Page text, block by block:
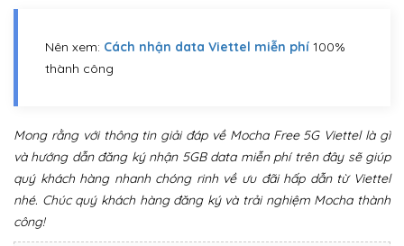
Nên xem: Cách nhận data Viettel miễn phí 100%
thành công
Mong rằng với thông tin giải đáp về Mocha Free 5G Viettel là gì
và hướng dẫn đăng ký nhận 5GB data miễn phí trên đây sẽ giúp
quý khách hàng nhanh chóng rinh về ưu đãi hấp dẫn từ Viettel
nhé. Chúc quý khách hàng đăng ký và trải nghiệm Mocha thành
công!